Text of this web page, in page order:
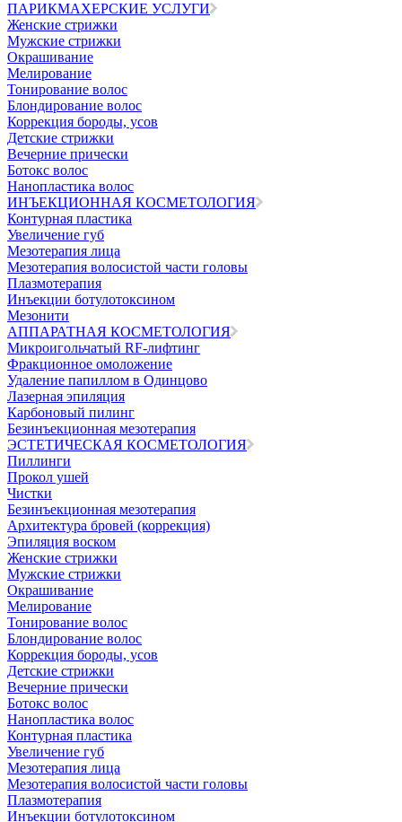
ПАРИКМАХЕРСКИЕ УСЛУГИ
Женские стрижки
Мужские стрижки
Окрашивание
Мелирование
Тонирование волос
Блондирование волос
Коррекция бороды, усов
Детские стрижки
Вечерние прически
Ботокс волос
Нанопластика волос
ИНЪЕКЦИОННАЯ КОСМЕТОЛОГИЯ
Контурная пластика
Увеличение губ
Мезотерапия лица
Мезотерапия волосистой части головы
Плазмотерапия
Инъекции ботулотоксином
Мезонити
АППАРАТНАЯ КОСМЕТОЛОГИЯ
Микроигольчатый RF-лифтинг
Фракционное омоложение
Удаление папиллом в Одинцово
Лазерная эпиляция
Карбоновый пилинг
Безинъекционная мезотерапия
ЭСТЕТИЧЕСКАЯ КОСМЕТОЛОГИЯ
Пиллинги
Прокол ушей
Чистки
Безинъeкционная мезотерапия
Архитектура бровей (коррекция)
Эпиляция воском
Женские стрижки
Мужские стрижки
Окрашивание
Мелирование
Тонирование волос
Блондирование волос
Коррекция бороды, усов
Детские стрижки
Вечерние прически
Ботокс волос
Нанопластика волос
Контурная пластика
Увеличение губ
Мезотерапия лица
Мезотерапия волосистой части головы
Плазмотерапия
Инъекции ботулотоксином